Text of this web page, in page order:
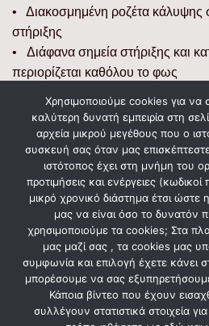
• Διακοσμημένη ροζέτα κάλυψης
στήριξης
• Διάφανα σημεία στήριξης και
περιορίζεται καθόλου το φως
Διαστάσεις
• Προϊόντος: Μ. 39 x Π. 39 x Υ.
• Συσκευασίας: 34 x 32 x 22
• Βάρος σε συσκευασία: 0,921 kg
ΣΧΕΤΙΚΆ ΠΡΟΪΌΝΤΑ
Χρησιμοποιούμε cookies για
καλύτερη δυνατή εμπειρία στη
αρχεία μικρού μεγέθους που ο
συσκευή σας όταν μας
ιστότοπος έχει στη μνήμη του
προτιμήσεις και ενέργειες
μικρό χρονικό διάστημα έτσι ώστε
μας να είναι όσο το δυνατόν
χρησιμοποιούμε τα cookies; Στα
μας μαζί σας , τα cookies μας
συμφωνία και επιλογή έχετε κάνει
μπορέσουμε να σας
Κάποια βίντεο που έχουν
συλλέγουν στατιστικά στοιχεία